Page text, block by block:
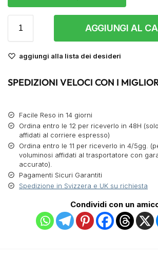
AGGIUNGI AL
aggiungi alla lista dei desideri
SPEDIZIONI VELOCI CON I
Facile Reso in 14 giorni
Ordina entro le 12 per riceverlo in 48H
affidati al corriere espresso)
Ordina entro le 11 per riceverlo in 4/5gg.
voluminosi affidati al trasportatore con
accurato).
Pagamenti Sicuri Garantiti
Spedizione in Svizzera e UK su richiesta
Condividi con un